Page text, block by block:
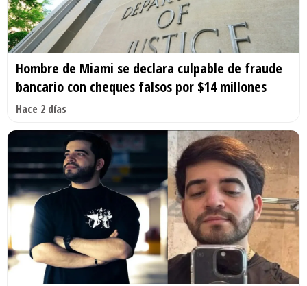
Hombre de Miami se declara culpable de fraude
bancario con cheques falsos por $14 millones
Hace 2 días